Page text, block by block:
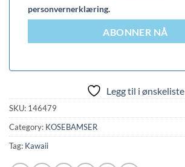
personvernerklæring.
ABONNER NÅ
Legg til i ønskeliste
SKU: 146479
Category: KOSEBAMSER
Tag: Kawaii